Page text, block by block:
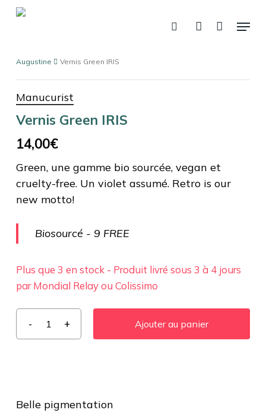
Skip
rechercheaccountMenu
Augustine Vernis Green IRIS
Manucurist
Vernis Green IRIS
14,00€
Green, une gamme bio sourcée, vegan et
cruelty-free. Un violet assumé. Retro is our
new motto!
Biosourcé - 9 FREE
Plus que 3 en stock - Produit livré sous 3 à 4 jours
par Mondial Relay ou Colissimo
Ajouter au panier
Belle pigmentation